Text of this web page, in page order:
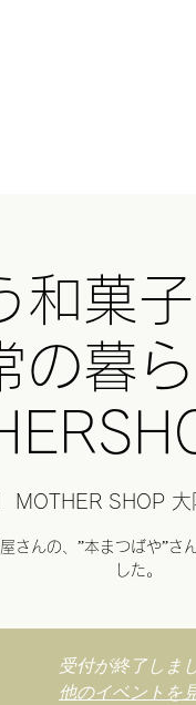
和菓
の暮
MOTHER SHOP
さんの、”本まつばや”さ
した。
受付が終了しま
他のイベントを